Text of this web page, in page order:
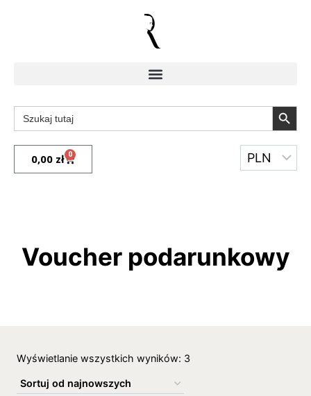
Search
for:
Search Button
0,00 zł 0
Voucher podarunkowy
Wyświetlanie wszystkich wyników: 3